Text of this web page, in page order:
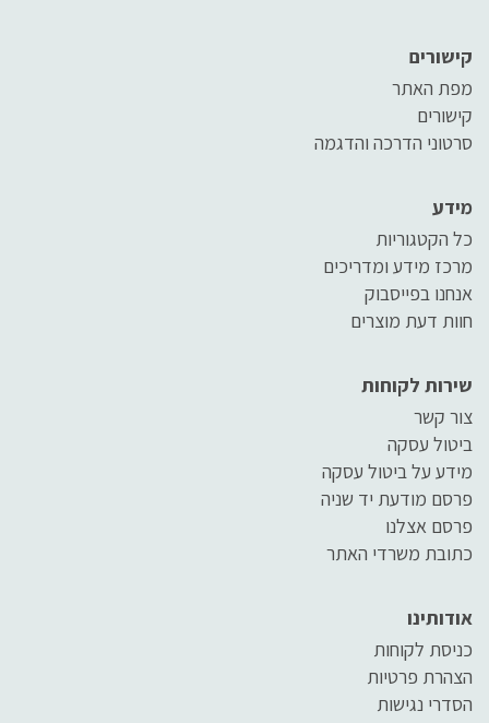
קישורים
מפת האתר
קישורים
סרטוני הדרכה והדגמה
מידע
כל הקטגוריות
מרכז מידע ומדריכים
אנחנו בפייסבוק
חוות דעת מוצרים
שירות לקוחות
צור קשר
ביטול עסקה
מידע על ביטול עסקה
פרסם מודעת יד שניה
פרסם אצלנו
כתובת משרדי האתר
אודותינו
כניסת לקוחות
הצהרת פרטיות
הסדרי נגישות